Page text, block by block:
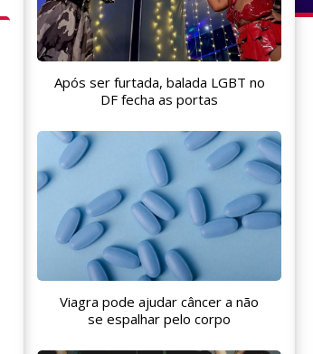
Após ser furtada, balada LGBT no
DF fecha as portas
Viagra pode ajudar câncer a não
se espalhar pelo corpo